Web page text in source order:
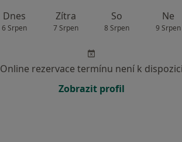
Dnes
6 Srpen
Zítra
7 Srpen
So
8 Srpen
Ne
9 Srpen
Online rezervace termínu není k dispozici
Zobrazit profil